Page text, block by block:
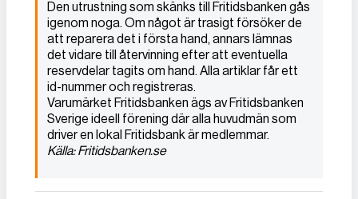
Den utrustning som skänks till Fritidsbanken gås
igenom noga. Om något är trasigt försöker de
att reparera det i första hand, annars lämnas
det vidare till återvinning efter att eventuella
reservdelar tagits om hand. Alla artiklar får ett
id-nummer och registreras.
Varumärket Fritidsbanken ägs av Fritidsbanken
Sverige ideell förening där alla huvudmän som
driver en lokal Fritidsbank är medlemmar.
Källa: Fritidsbanken.se